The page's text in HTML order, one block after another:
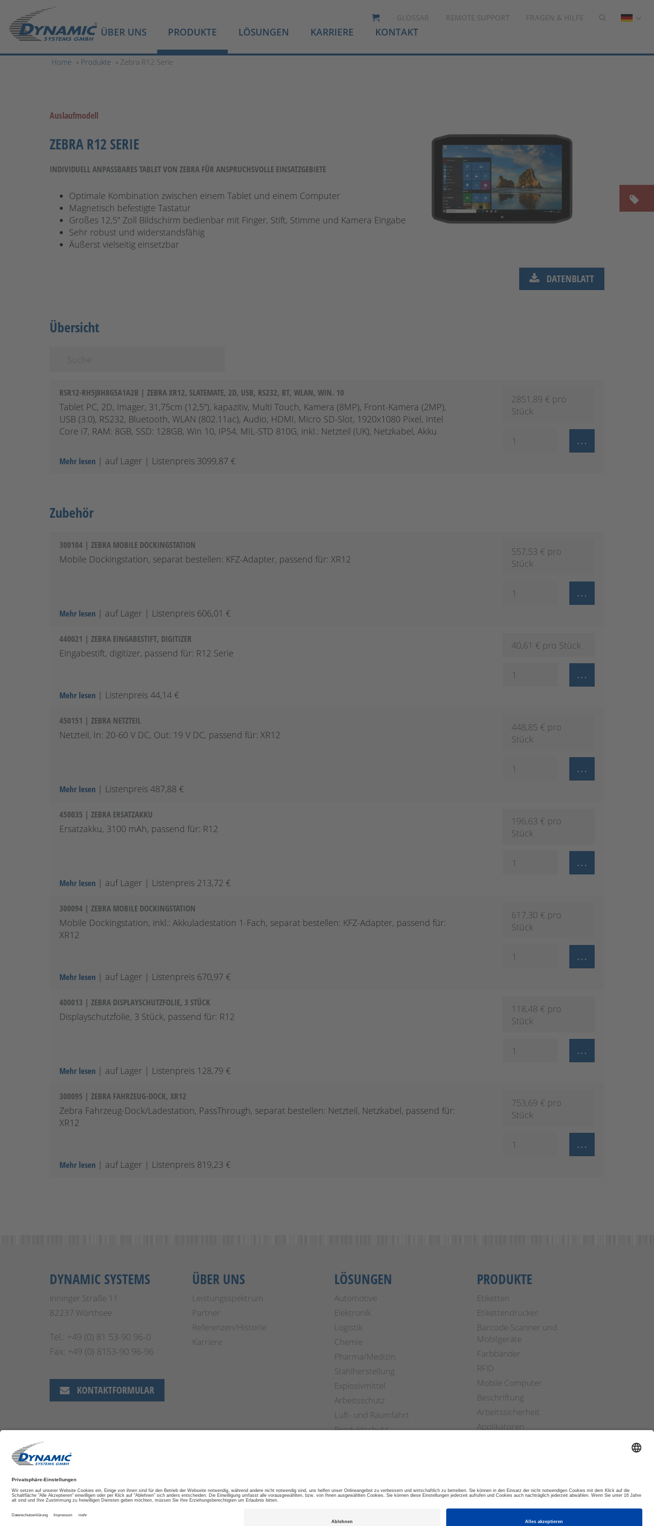
ÜBER UNS PRODUKTE LÖSUNGEN KARRIERE KONTAKT
Home » Produkte » Zebra R12 Serie
Auslaufmodell
ZEBRA R12 SERIE
INDIVIDUELL ANPASSBARES TABLET VON ZEBRA FÜR ANSPRUCHSVOLLE EINSATZGEBIETE
Optimale Kombination zwischen einem Tablet und einem Computer
Magnetisch befestigte Tastatur
Großes 12,5" Zoll Bildschirm bedienbar mit Finger, Stift, Stimme und Kamera Eingabe
Sehr robust und widerstandsfähig
Äußerst vielseitig einsetzbar
DATENBLATT
Übersicht
RSR12-RH5J8H8G5A1A2B | ZEBRA XR12, SLATEMATE, 2D, USB, RS232, BT, WLAN, WIN. 10
Tablet PC, 2D, Imager, 31,75cm (12,5''), kapazitiv, Multi Touch, Kamera (8MP), Front-Kamera (2MP),
USB (3.0), RS232, Bluetooth, WLAN (802.11ac), Audio, HDMI, Micro SD-Slot, 1920x1080 Pixel, Intel
Core i7, RAM: 8GB, SSD: 128GB, Win 10, IP54, MIL-STD 810G, inkl.: Netzteil (UK), Netzkabel, Akku
2851,89 € pro
Stück
Mehr lesen | auf Lager | Listenpreis 3099,87 €
Zubehör
300104 | ZEBRA MOBILE DOCKINGSTATION
Mobile Dockingstation, separat bestellen: KFZ-Adapter, passend für: XR12
557,53 € pro
Stück
Mehr lesen | auf Lager | Listenpreis 606,01 €
440021 | ZEBRA EINGABESTIFT, DIGITIZER
Eingabestift, digitizer, passend für: R12 Serie
40,61 € pro Stück
Mehr lesen | Listenpreis 44,14 €
450151 | ZEBRA NETZTEIL
Netzteil, In: 20-60 V DC, Out: 19 V DC, passend für: XR12
448,85 € pro
Stück
Mehr lesen | Listenpreis 487,88 €
450035 | ZEBRA ERSATZAKKU
Ersatzakku, 3100 mAh, passend für: R12
196,63 € pro
Stück
Mehr lesen | auf Lager | Listenpreis 213,72 €
300094 | ZEBRA MOBILE DOCKINGSTATION
Mobile Dockingstation, inkl.: Akkuladestation 1-Fach, separat bestellen: KFZ-Adapter, passend für:
XR12
617,30 € pro
Stück
Mehr lesen | auf Lager | Listenpreis 670,97 €
400013 | ZEBRA DISPLAYSCHUTZFOLIE, 3 STÜCK
Displayschutzfolie, 3 Stück, passend für: R12
118,48 € pro
Stück
Mehr lesen | auf Lager | Listenpreis 128,79 €
300095 | ZEBRA FAHRZEUG-DOCK, XR12
Zebra Fahrzeug-Dock/Ladestation, PassThrough, separat bestellen: Netzteil, Netzkabel, passend für:
XR12
753,69 € pro
Stück
Mehr lesen | auf Lager | Listenpreis 819,23 €
DYNAMIC SYSTEMS
Inninger Straße 11
82237 Wörthsee
Tel.: +49 (0) 81 53-90 96-0
Fax: +49 (0) 8153-90 96-96
KONTAKTFORMULAR
ÜBER UNS
Leistungsspektrum
Partner
Referenzen/Historie
Karriere
LÖSUNGEN
Automotive
Elektronik
Logistik
Chemie
Pharma/Medizin
Stahlherstellung
Explosivmittel
Arbeitsschutz
Luft- und Raumfahrt
Produktschutz
PRODUKTE
Etiketten
Etikettendrucker
Barcode-Scanner und
Mobilgeräte
Farbbänder
RFID
Mobile Computer
Beschriftung
Arbeitssicherheit
Applikatoren
DATENSCHUTZ © 2026 DYNAMIC SYSTEMS GMBH